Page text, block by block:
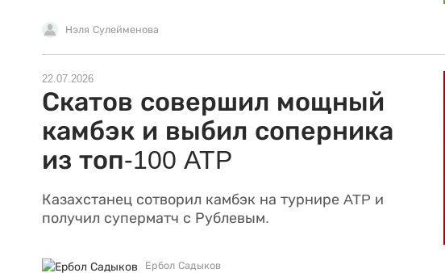
Нэля Сулейменова
22.07.2026
Скатов совершил мощный
камбэк и выбил соперника
из топ-100 ATP
Казахстанец сотворил камбэк на турнире ATP и
получил суперматч с Рублевым.
Ербол Садыков